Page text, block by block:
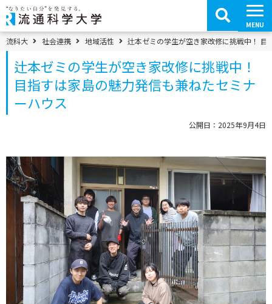
コ
ン
テ
ン
ツ
へ
移
MENU
パンくずメニュー
流科大 社会連携 地域活性 辻本ゼミの学生が空き家改修に挑戦中！
辻本ゼミの学生が空き家改修に挑戦中！
目指すは家島の魅力発信も兼ねたセミナ
ーハウス
公開日：2025年9月4日